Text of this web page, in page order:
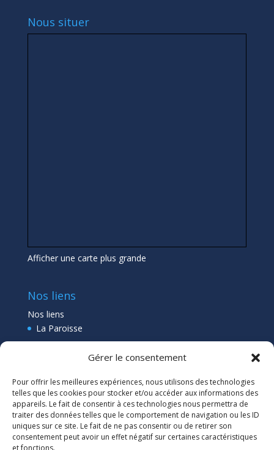
Gérer le consentement
Pour offrir les meilleures expériences, nous utilisons des technologies
telles que les cookies pour stocker et/ou accéder aux informations des
appareils. Le fait de consentir à ces technologies nous permettra de
traiter des données telles que le comportement de navigation ou les ID
uniques sur ce site. Le fait de ne pas consentir ou de retirer son
consentement peut avoir un effet négatif sur certaines caractéristiques
et fonctions.
Nous situer
Afficher une carte plus grande
Nos liens
Nos liens
La Paroisse
Ecole Pléneuf Val André–Erquy – Planguenoual
Lien admin